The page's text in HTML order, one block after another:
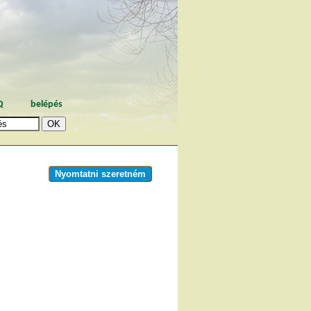
belépés
Nyomtatni szeretném